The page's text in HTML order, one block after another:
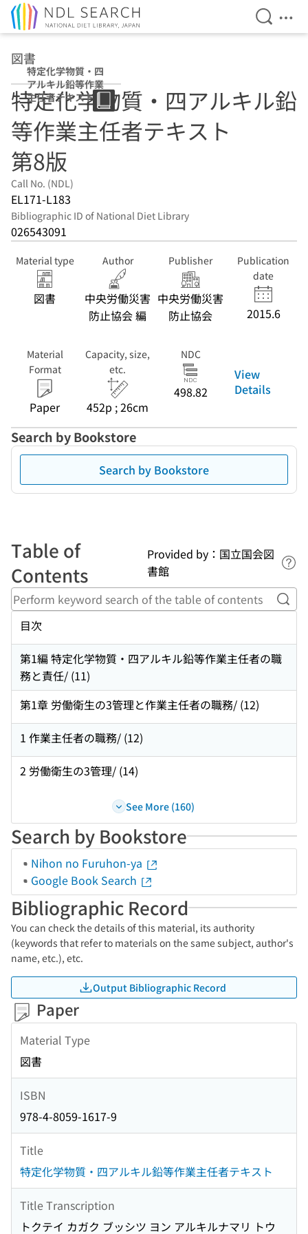
Open
図書
特定化学物質・四
アルキル鉛等作業
主任者テキスト
第8版
特定化学物質・四アルキル鉛
等作業主任者テキスト
第8版
Call No. (NDL)
EL171-L183
Bibliographic ID of National Diet Library
026543091
Material type
図書
Author
中央労働災害
防止協会 編
Publisher
中央労働災害
防止協会
Publication
date
2015.6
Material
Format
Paper
Capacity, size,
etc.
452p ; 26cm
NDC
498.82
View
Details
Search by Bookstore
Search by Bookstore
Table of
Contents
Provided by：国立国会図
書館
目次
第1編 特定化学物質・四アルキル鉛等作業主任者の職
務と責任/ (11)
第1章 労働衛生の3管理と作業主任者の職務/ (12)
1 作業主任者の職務/ (12)
2 労働衛生の3管理/ (14)
See More (160)
Search by Bookstore
Nihon no Furuhon-ya
Google Book Search
Bibliographic Record
You can check the details of this material, its authority
(keywords that refer to materials on the same subject, author's
name, etc.), etc.
Output Bibliographic Record
Paper
Material Type
図書
ISBN
978-4-8059-1617-9
Title
特定化学物質・四アルキル鉛等作業主任者テキスト
Title Transcription
トクテイ カガク ブッシツ ヨン アルキルナマリ トウ